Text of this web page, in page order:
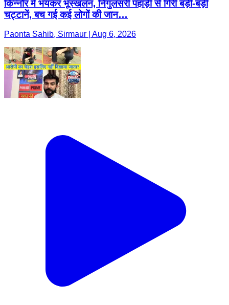
किन्नौर में भंयकर भूस्खलन, निगुलसरी पहाड़ी से गिरी बड़ी-बड़ी
चट्टानें, बच गई कई लोगों की जान…
Paonta Sahib, Sirmaur | Aug 6, 2026